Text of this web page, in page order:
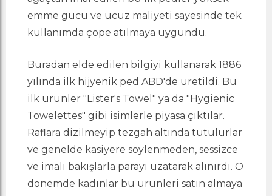
emme gücü ve ucuz maliyeti sayesinde tek
kullanımda çöpe atılmaya uygundu.
Buradan elde edilen bilgiyi kullanarak 1886
yılında ilk hijyenik ped ABD'de üretildi. Bu
ilk ürünler "Lister's Towel" ya da "Hygienic
Towelettes" gibi isimlerle piyasa çıktılar.
Raflara dizilmeyip tezgah altında tutulurlar
ve genelde kasiyere söylenmeden, sessizce
ve imalı bakışlarla parayı uzatarak alınırdı. O
dönemde kadınlar bu ürünleri satın almaya